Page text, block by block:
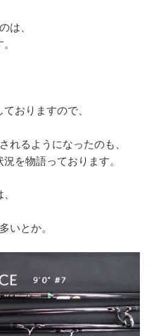
は、
おりますので、
れるようになったのも、
を物語っております。
いとか。